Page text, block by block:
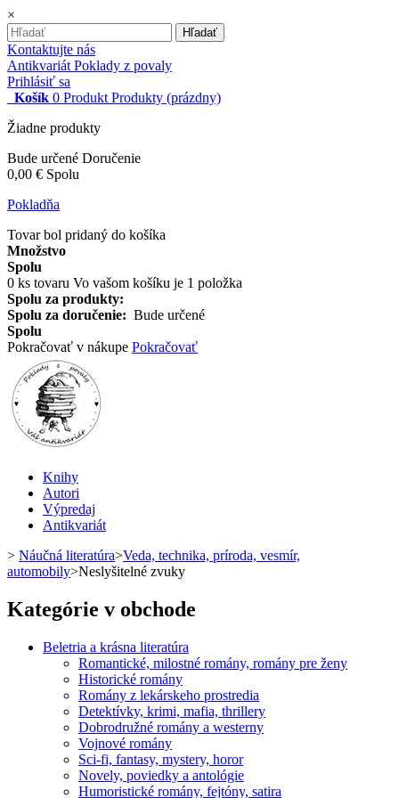
×
Hľadať
Kontaktujte nás
Antikvariát Poklady z povaly
Prihlásiť sa
Košík 0 Produkt Produkty (prázdny)
Žiadne produkty
Bude určené Doručenie
0,00 € Spolu
Pokladňa
Tovar bol pridaný do košíka
Množstvo
Spolu
0 ks tovaru Vo vašom košíku je 1 položka
Spolu za produkty:
Spolu za doručenie: Bude určené
Spolu
Pokračovať v nákupe Pokračovať
Knihy
Autori
Výpredaj
Antikvariát
> Náučná literatúra>Veda, technika, príroda, vesmír,
automobily>Neslyšitelné zvuky
Kategórie v obchode
Beletria a krásna literatúra
Romantické, milostné romány, romány pre ženy
Historické romány
Romány z lekárskeho prostredia
Detektívky, krimi, mafia, thrillery
Dobrodružné romány a westerny
Vojnové romány
Sci-fi, fantasy, mystery, horor
Novely, poviedky a antológie
Humoristické romány, fejtóny, satira